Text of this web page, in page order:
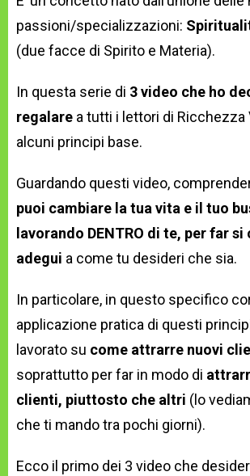
passioni/specializzazioni:
(due facce di Spirito e Materia).
In questa serie di 3 video che ho
regalare a tutti i lettori di Ricchezza
alcuni principi base.
Guardando questi video,
puoi cambiare la tua vita e il tuo
lavorando DENTRO di te, per far si
adegui a come tu desideri che sia.
In particolare, in questo specifico
applicazione pratica di questi
lavorato su come attrarre nuovi
soprattutto per far in modo di
clienti, piuttosto che altri (lo
che ti mando tra pochi giorni).
Ecco il primo dei 3 video che